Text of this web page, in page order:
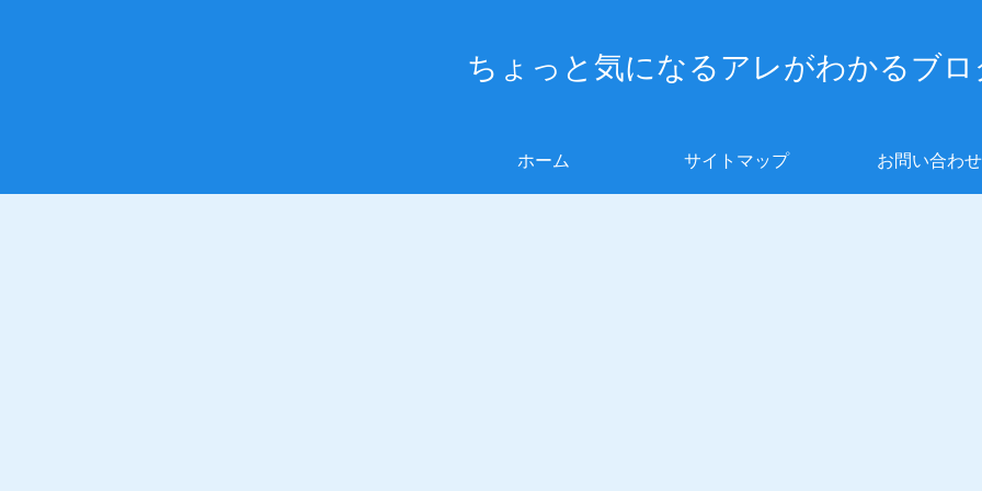
ちょっと気になるアレがわかるブロ
ホーム サイトマップ お問い合わせ